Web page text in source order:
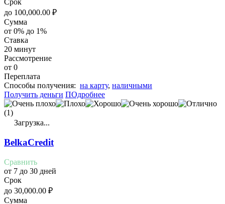
Срок
до 100,000.00 ₽
Сумма
от 0% до 1%
Ставка
20 минут
Рассмотрение
от 0
Переплата
Cпособы получения: на карту, наличными
Получить деньги ПОдробнее
(1)
Загрузка...
BelkaCredit
Сравнить
от 7 до 30 дней
Срок
до 30,000.00 ₽
Сумма